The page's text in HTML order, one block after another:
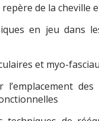
de la cheville
en jeu dans
et myo-